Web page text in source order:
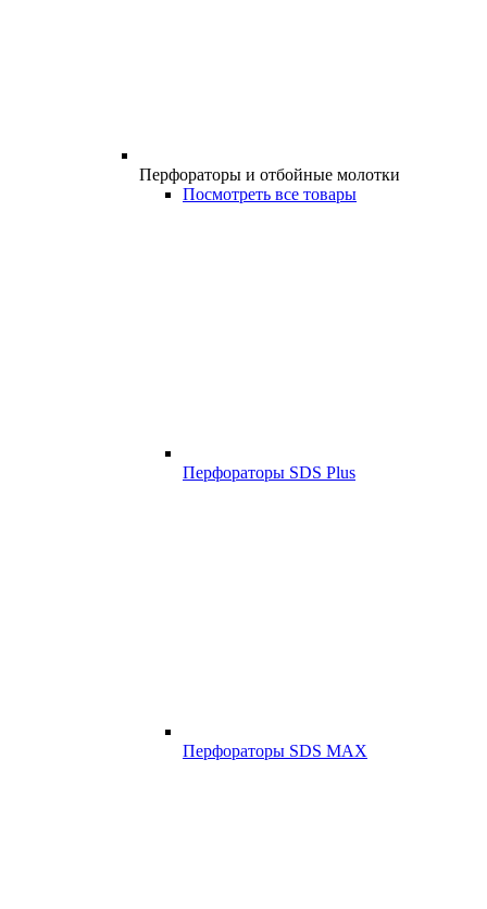
Перфораторы и отбойные молотки
Посмотреть все товары
Перфораторы SDS Plus
Перфораторы SDS MAX